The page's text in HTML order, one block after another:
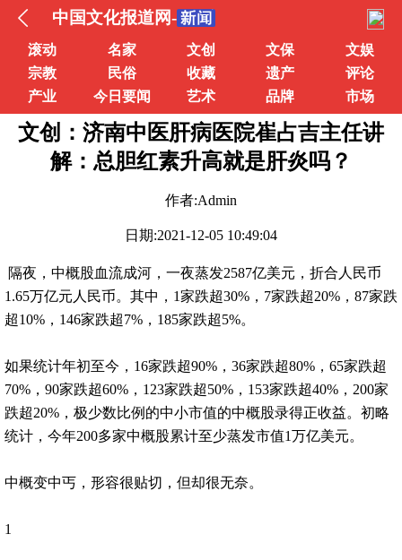
中国文化报道网-
滚动 名家 文创 文保
文娱
宗教
民俗 收藏 遗产
评论
产业
今日要闻 艺术 品牌 市场
文创：济南中医肝病医院崔占吉主任讲
解：总胆红素升高就是肝炎吗？
作者:Admin
日期:2021-12-05 10:49:04
隔夜，中概股血流成河，一夜蒸发2587亿美元，折合人民币
1.65万亿元人民币。其中，1家跌超30%，7家跌超20%，87家跌
超10%，146家跌超7%，185家跌超5%。
如果统计年初至今，16家跌超90%，36家跌超80%，65家跌超
70%，90家跌超60%，123家跌超50%，153家跌超40%，200家
跌超20%，极少数比例的中小市值的中概股录得正收益。初略
统计，今年200多家中概股累计至少蒸发市值1万亿美元。
中概变中丐，形容很贴切，但却很无奈。
1